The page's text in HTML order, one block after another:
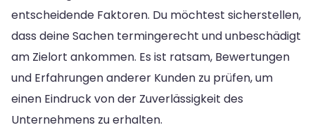
entscheidende Faktoren. Du möchtest sicherstellen,
dass deine Sachen termingerecht und unbeschädigt
am Zielort ankommen. Es ist ratsam, Bewertungen
und Erfahrungen anderer Kunden zu prüfen, um
einen Eindruck von der Zuverlässigkeit des
Unternehmens zu erhalten.